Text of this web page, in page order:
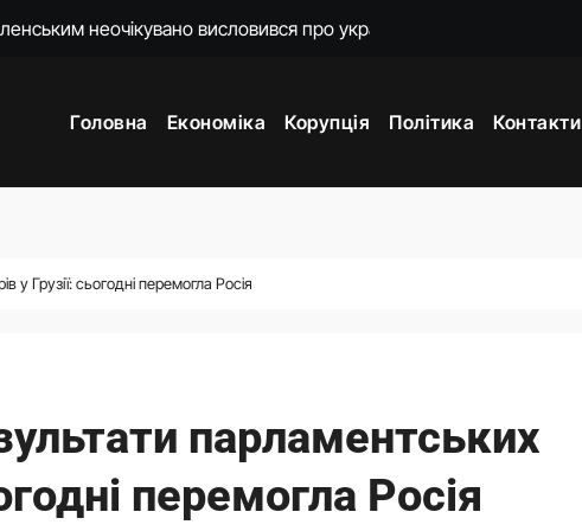
кого насамперед має охопити реформа мобілізації
Головна Економіка Корупція Політика Контакти
у Грузії: сьогодні перемогла Росія
парламентських
перемогла Росія